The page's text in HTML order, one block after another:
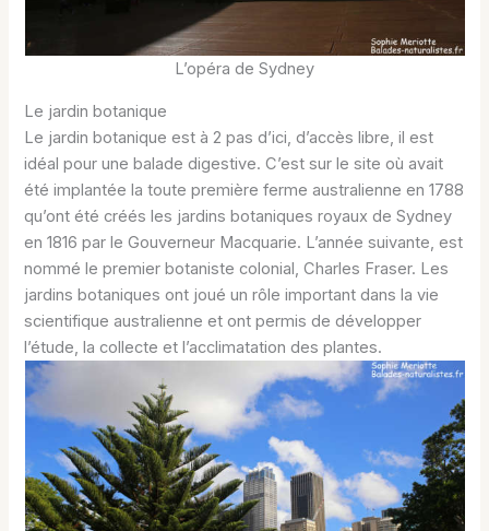
L’opéra de Sydney
Le jardin botanique
Le jardin botanique est à 2 pas d’ici, d’accès libre, il est
idéal pour une balade digestive. C’est sur le site où avait
été implantée la toute première ferme australienne en 1788
qu’ont été créés les jardins botaniques royaux de Sydney
en 1816 par le Gouverneur Macquarie. L’année suivante, est
nommé le premier botaniste colonial, Charles Fraser. Les
jardins botaniques ont joué un rôle important dans la vie
scientifique australienne et ont permis de développer
l’étude, la collecte et l’acclimatation des plantes.